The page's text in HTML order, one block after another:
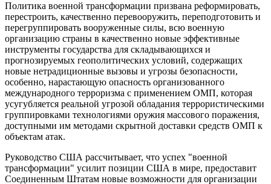
Политика военной трансформации призвана реформировать,
перестроить, качественно перевооружить, переподготовить и
перегруппировать вооруженные силы, всю военную
организацию страны в качественно новые эффективные
инструменты государства для складывающихся и
прогнозируемых геополитических условий, содержащих
новые нетрадиционные вызовы и угрозы безопасности,
особенно, нарастающую опасность организованного
международного терроризма с применением ОМП, которая
усугубляется реальной угрозой обладания террористическими
группировками технологиями оружия массового поражения,
доступными им методами скрытной доставки средств ОМП к
объектам атак.
Руководство США рассчитывает, что успех "военной
трансформации" усилит позиции США в мире, предоставит
Соединенным Штатам новые возможности для организации